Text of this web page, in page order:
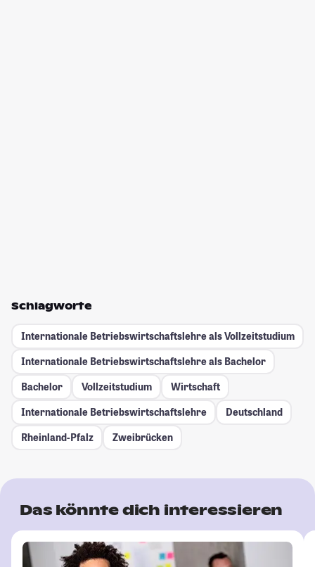
Schlagworte
Internationale Betriebswirtschaftslehre als Vollzeitstudium
Internationale Betriebswirtschaftslehre als Bachelor
Bachelor
Vollzeitstudium
Wirtschaft
Internationale Betriebswirtschaftslehre
Deutschland
Rheinland-Pfalz
Zweibrücken
Das könnte dich interessieren